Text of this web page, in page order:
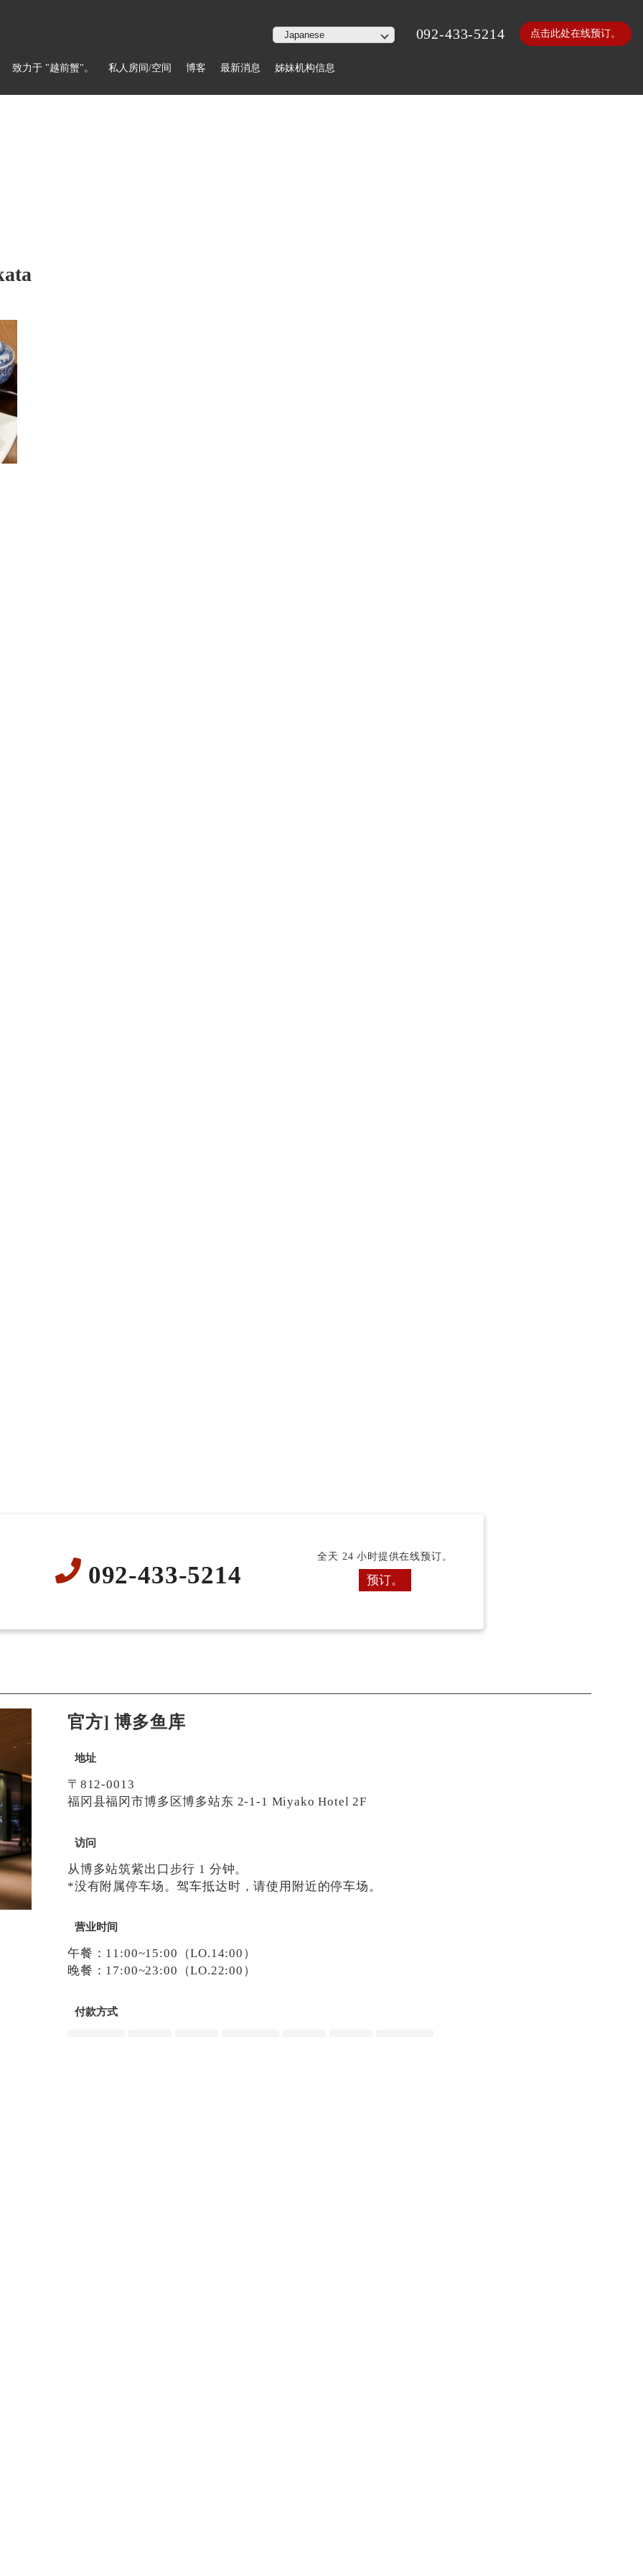
致力于 "越前蟹"。 私人房间/空间 博客 最新消息 姊妹机构信息
092-433-5214 点击此处在线预订。
092-433-5214
全天 24 小时提供在线预订。
预订。
官方] 博多鱼库
地址
〒812-0013
福冈县福冈市博多区博多站东 2-1-1 Miyako Hotel 2F
访问
从博多站筑紫出口步行 1 分钟。
*没有附属停车场。驾车抵达时，请使用附近的停车场。
营业时间
午餐：11:00~15:00（LO.14:00）
晚餐：17:00~23:00（LO.22:00）
付款方式